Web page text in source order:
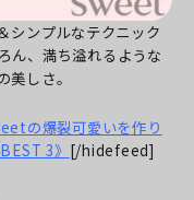
シンプルなテクニック
ん、満ち溢れるような
しさ。
の爆裂可愛いを作り
3》 [/hidefeed]